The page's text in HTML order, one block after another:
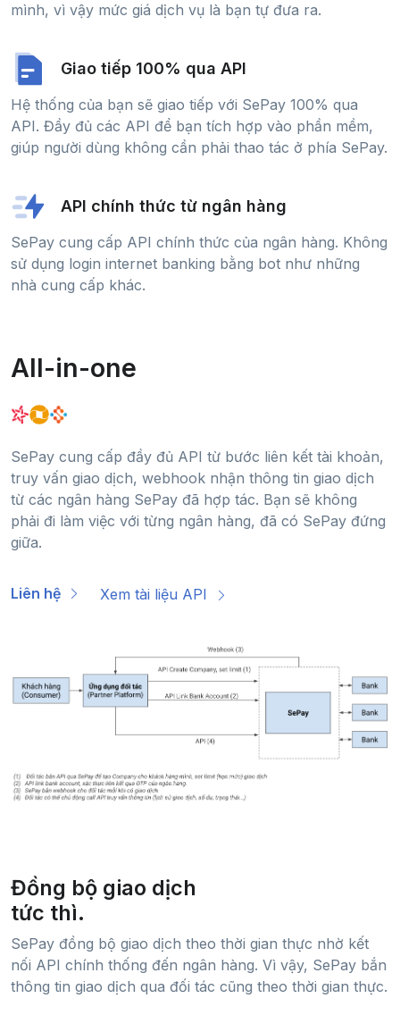
mình, vì vậy mức giá dịch vụ là bạn tự đưa ra.
Giao tiếp 100% qua API
Hệ thống của bạn sẽ giao tiếp với SePay 100% qua
API. Đầy đủ các API để bạn tích hợp vào phần mềm,
giúp người dùng không cần phải thao tác ở phía SePay.
API chính thức từ ngân hàng
SePay cung cấp API chính thức của ngân hàng. Không
sử dụng login internet banking bằng bot như những
nhà cung cấp khác.
All-in-one
SePay cung cấp đầy đủ API từ bước liên kết tài khoản,
truy vấn giao dịch, webhook nhận thông tin giao dịch
từ các ngân hàng SePay đã hợp tác. Bạn sẽ không
phải đi làm việc với từng ngân hàng, đã có SePay đứng
giữa.
Liên hệ Xem tài liệu API
Đồng bộ giao dịch
tức thì.
SePay đồng bộ giao dịch theo thời gian thực nhờ kết
nối API chính thống đến ngân hàng. Vì vậy, SePay bắn
thông tin giao dịch qua đối tác cũng theo thời gian thực.